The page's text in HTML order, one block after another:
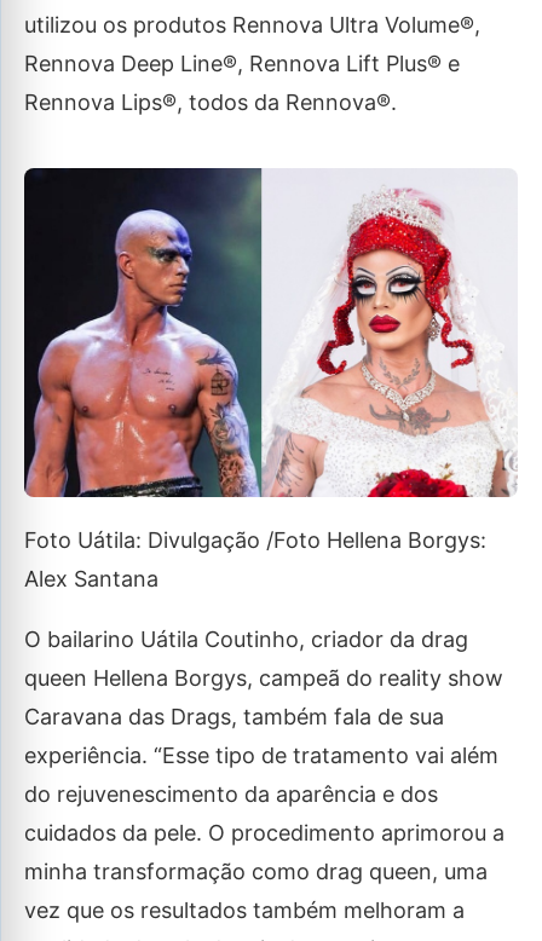
utilizou os produtos Rennova Ultra Volume®,
Rennova Deep Line®, Rennova Lift Plus® e
Rennova Lips®, todos da Rennova®.
Foto Uátila: Divulgação /Foto Hellena Borgys:
Alex Santana
O bailarino Uátila Coutinho, criador da drag
queen Hellena Borgys, campeã do reality show
Caravana das Drags, também fala de sua
experiência. “Esse tipo de tratamento vai além
do rejuvenescimento da aparência e dos
cuidados da pele. O procedimento aprimorou a
minha transformação como drag queen, uma
vez que os resultados também melhoram a